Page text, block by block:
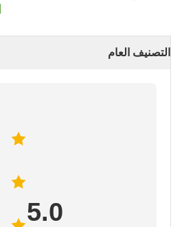
التصنيف العام
5.0